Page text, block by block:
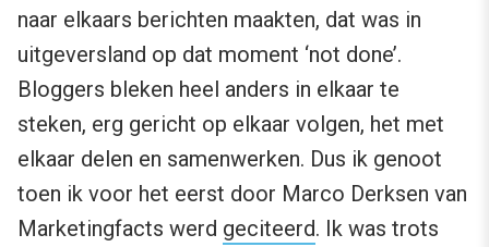
naar elkaars berichten maakten, dat was in
uitgeversland op dat moment ‘not done’.
Bloggers bleken heel anders in elkaar te
steken, erg gericht op elkaar volgen, het met
elkaar delen en samenwerken. Dus ik genoot
toen ik voor het eerst door Marco Derksen van
Marketingfacts werd geciteerd. Ik was trots